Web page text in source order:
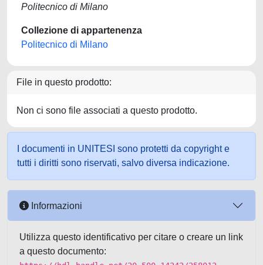
Politecnico di Milano
Collezione di appartenenza
Politecnico di Milano
File in questo prodotto:
Non ci sono file associati a questo prodotto.
I documenti in UNITESI sono protetti da copyright e
tutti i diritti sono riservati, salvo diversa indicazione.
Informazioni
Utilizza questo identificativo per citare o creare un link
a questo documento: